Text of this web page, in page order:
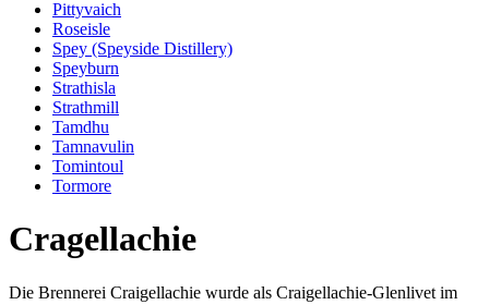
Pittyvaich
Roseisle
Spey (Speyside Distillery)
Speyburn
Strathisla
Strathmill
Tamdhu
Tamnavulin
Tomintoul
Tormore
Cragellachie
Die Brennerei Craigellachie wurde als Craigellachie-Glenlivet im